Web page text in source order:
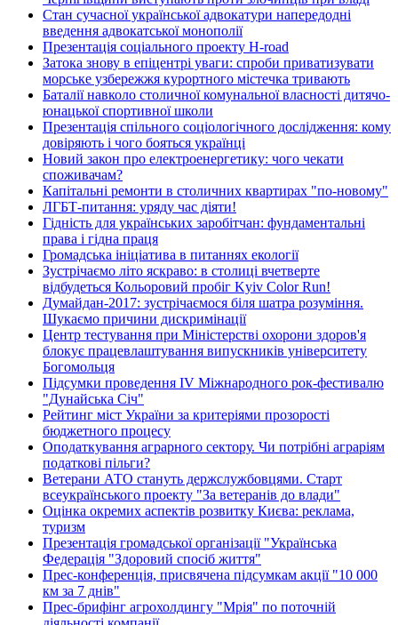
Стан сучасної української адвокатури напередодні
введення адвокатської монополії
Презентація соціального проекту H-road
Затока знову в епіцентрі уваги: спроби приватизувати
морське узбережжя курортного містечка тривають
Баталії навколо столичної комунальної власності дитячо-
юнацької спортивної школи
Презентація спільного соціологічного дослідження: кому
довіряють і чого бояться українці
Новий закон про електроенергетику: чого чекати
споживачам?
Капітальні ремонти в столичних квартирах "по-новому"
ЛГБТ-питання: уряду час діяти!
Гідність для українських заробітчан: фундаментальні
права і гідна праця
Громадська ініціатива в питаннях екології
Зустрічаємо літо яскраво: в столиці вчетверте
відбудеться Кольоровий пробіг Kyiv Color Run!
Думайдан-2017: зустрічаємося біля шатра розуміння.
Шукаємо причини дискримінації
Центр тестування при Міністерстві охорони здоров'я
блокує працевлаштування випускників університету
Богомольця
Підсумки проведення IV Міжнародного рок-фестивалю
"Дунайська Січ"
Рейтинг міст України за критеріями прозорості
бюджетного процесу
Оподаткування аграрного сектору. Чи потрібні аграріям
податкові пільги?
Ветерани АТО стануть держслужбовцями. Старт
всеукраїнського проекту "За ветеранів до влади"
Оцінка окремих аспектів розвитку Києва: реклама,
туризм
Презентація громадської організації "Українська
Федерація "Здоровий спосіб життя"
Прес-конференція, присвячена підсумкам акції "10 000
км за 7 днів"
Прес-брифінг агрохолдингу "Мрія" по поточній